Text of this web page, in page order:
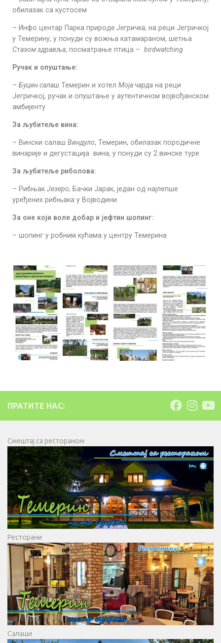
обилазак са кустосем
– Инфо центар Парка природе Јегричка, на реци Јегричкој
у Темерину, у понуди су вожња катамараном, шетња
Стазом здравља, посматрање птица – birdwatching
Ручак и опуштање:
– Буцин салаш Темерин и хотел Моја чарда на реци
Јегричкој, ручак и опуштање у аутентичном војвођанском
амбијенту
За љубитеље вина:
– Вински салаш Виндуло, Темерин, обилазак породичне
винарије и дегустација вина, у понуди су 2 винске туре
За љубитеље риболова:
– Рибњак Језеро, Бачки Јарак, један од најлепше
уређених рибњака у Војводини
За оне који воле добар и јефтин шопинг:
– шопинг у робним кућама у центру Темерина
ПРАТИТЕ НАС:
Смештај са рестораном
Ресторани
Салаши